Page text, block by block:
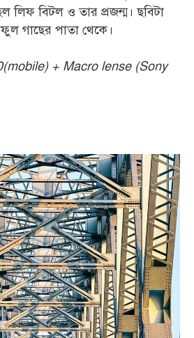
লিফ বিটল ও তার প্রজন্ম। ছবিটা
গাছের পাতা থেকে।
+ Macro lense (Sony